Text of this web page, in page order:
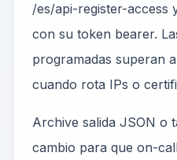
/es/api-register-access
con su token bearer.
programadas superan
cuando rota IPs o
Archive salida JSON o
cambio para que on-